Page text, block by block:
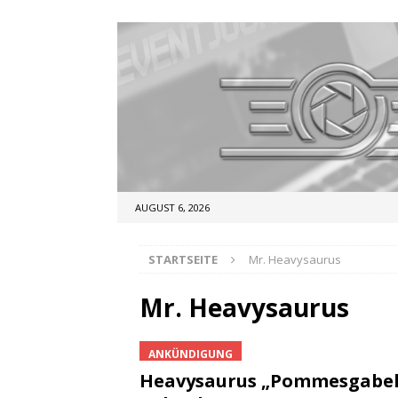
AUGUST 6, 2026
STARTSEITE Mr. Heavysaurus
Mr. Heavysaurus
ANKÜNDIGUNG
Heavysaurus